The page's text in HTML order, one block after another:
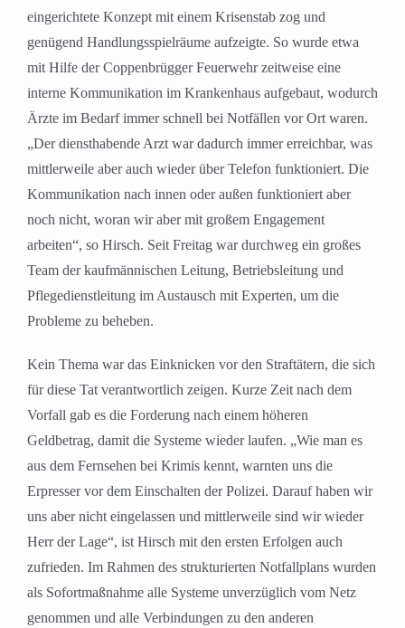
eingerichtete Konzept mit einem Krisenstab zog und
genügend Handlungsspielräume aufzeigte. So wurde etwa
mit Hilfe der Coppenbrügger Feuerwehr zeitweise eine
interne Kommunikation im Krankenhaus aufgebaut, wodurch
Ärzte im Bedarf immer schnell bei Notfällen vor Ort waren.
„Der diensthabende Arzt war dadurch immer erreichbar, was
mittlerweile aber auch wieder über Telefon funktioniert. Die
Kommunikation nach innen oder außen funktioniert aber
noch nicht, woran wir aber mit großem Engagement
arbeiten“, so Hirsch. Seit Freitag war durchweg ein großes
Team der kaufmännischen Leitung, Betriebsleitung und
Pflegedienstleitung im Austausch mit Experten, um die
Probleme zu beheben.
Kein Thema war das Einknicken vor den Straftätern, die sich
für diese Tat verantwortlich zeigen. Kurze Zeit nach dem
Vorfall gab es die Forderung nach einem höheren
Geldbetrag, damit die Systeme wieder laufen. „Wie man es
aus dem Fernsehen bei Krimis kennt, warnten uns die
Erpresser vor dem Einschalten der Polizei. Darauf haben wir
uns aber nicht eingelassen und mittlerweile sind wir wieder
Herr der Lage“, ist Hirsch mit den ersten Erfolgen auch
zufrieden. Im Rahmen des strukturierten Notfallplans wurden
als Sofortmaßnahme alle Systeme unverzüglich vom Netz
genommen und alle Verbindungen zu den anderen